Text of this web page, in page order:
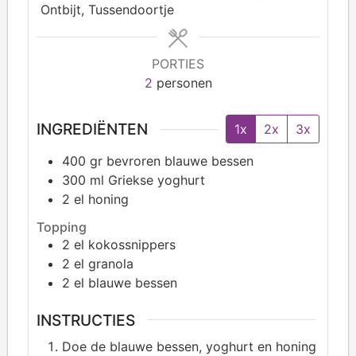
Ontbijt, Tussendoortje
PORTIES
2 personen
INGREDIËNTEN 1x 2x
3x
400 gr bevroren blauwe bessen
300 ml Griekse yoghurt
2 el honing
Topping
2 el kokossnippers
2 el granola
2 el blauwe bessen
INSTRUCTIES
Doe de blauwe bessen, yoghurt en honing